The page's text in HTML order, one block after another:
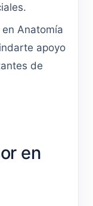
Anatomía
apoyo
de
en